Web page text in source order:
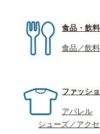
食品・飲料
食品／飲料
ファッシ
アパレル
シューズ／アク